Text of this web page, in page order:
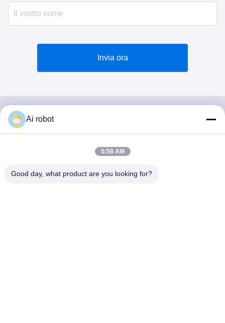
Invia ora
VIVI DENTAI
Ai robot
5:58 AM
Good day, what product are you looking for?